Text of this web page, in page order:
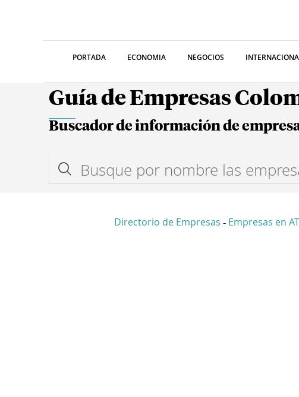
PORTADA ECONOMIA NEGOCIOS
Guía de Empresas
Buscador de información de
Directorio de Empresas - Empresas en